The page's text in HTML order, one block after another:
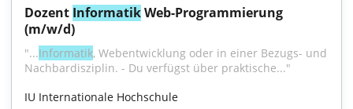
Dozent Informatik Web-Programmierung
(m/w/d)
"...Informatik, Webentwicklung oder in einer Bezugs- und
Nachbardisziplin. - Du verfügst über praktische..."
IU Internationale Hochschule